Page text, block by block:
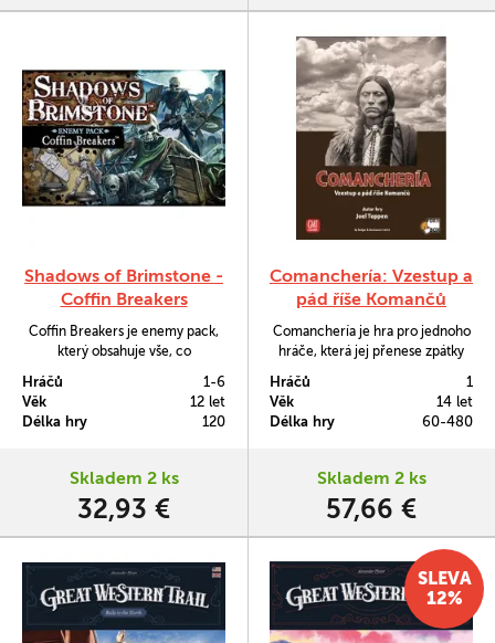
Shadows of Brimstone -
Coffin Breakers
Coffin Breakers je enemy pack,
který obsahuje vše, co
příšernými nemrtvými ve hře
Shadows of Brimstone. Součástí
je 6 miniatur Coffin Breakers.
Hráčů
1-6
Věk
12 let
Délka hry
120
Skladem 2 ks
32,93 €
Comanchería: Vzestup a
pád říše Komančů
Comanchería je hra pro jednoho
hráče, která jej přenese zpátky
nebyla poskvrněna železničními
Hráčů
1
Věk
14 let
Délka hry
60-480
Skladem 2 ks
57,66 €
SLEVA
12%